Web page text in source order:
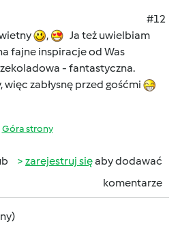
#12
,
Ja też uwielbiam
fajne inspiracje od Was
- fantastyczna.
więc zabłysnę przed gośćmi
Góra strony
zarejestruj sięaby dodawać
komentarze